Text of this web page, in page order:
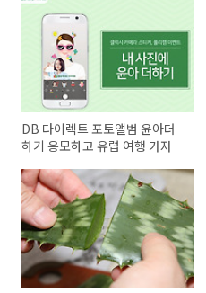
DB 다이렉트 포토앨범 윤아더
하기 응모하고 유럽 여행 가자